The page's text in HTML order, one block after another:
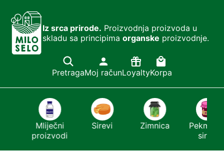
Iz srca prirode. Proizvodnja proizvoda u
skladu sa principima organske proizvodnje.
PretragaMoj računLoyaltyKorpa
Mliječni
proizvodi
Sirevi Zimnica
Pekmezi i
sirće